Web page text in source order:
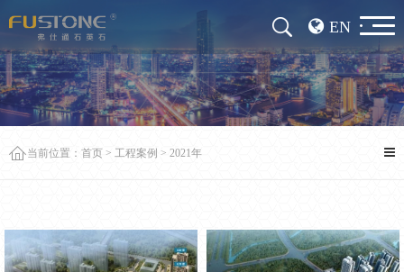
EN
当前位置： 首页 > 工程案例 > 2021年